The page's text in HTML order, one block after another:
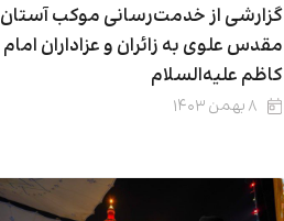
گزارشی از خدمت‌رسانی موکب آستان
مقدس علوی به زائران و عزاداران امام
کاظم علیه‌السلام
۸ بهمن ۱۴۰۳